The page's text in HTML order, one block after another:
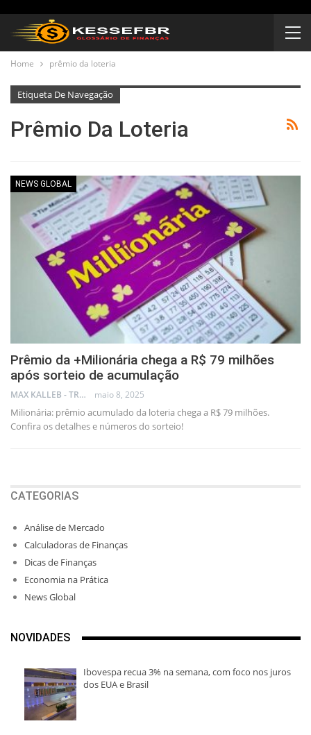
Home prêmio da loteria
Etiqueta De Navegação
Prêmio Da Loteria
NEWS GLOBAL
Prêmio da +Milionária chega a R$ 79 milhões
após sorteio de acumulação
MAX KALLEB - TRADER maio 8, 2025
Milionária: prêmio acumulado da loteria chega a R$ 79 milhões.
Confira os detalhes e números do sorteio!
CATEGORIAS
Análise de Mercado
Calculadoras de Finanças
Dicas de Finanças
Economia na Prática
News Global
NOVIDADES
Ibovespa recua 3% na semana, com foco nos juros
dos EUA e Brasil